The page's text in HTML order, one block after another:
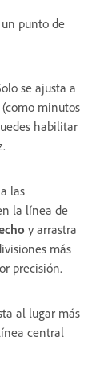
punto de
se ajusta a
minutos
habilitar
las
la línea de
y arrastra
más
precisión.
al lugar más
central